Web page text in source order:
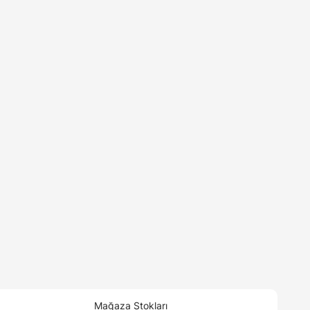
Mağaza Stokları